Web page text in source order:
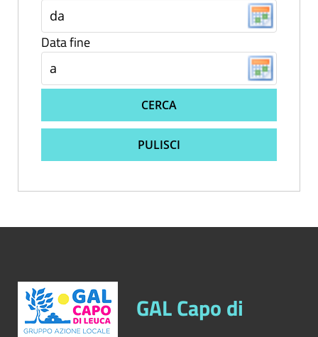
Data fine
CERCA
PULISCI
GAL Capo di